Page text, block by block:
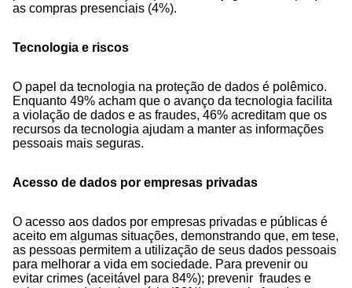
as compras presenciais (4%).
Tecnologia e riscos
O papel da tecnologia na proteção de dados é polêmico.
Enquanto 49% acham que o avanço da tecnologia facilita
a violação de dados e as fraudes, 46% acreditam que os
recursos da tecnologia ajudam a manter as informações
pessoais mais seguras.
Acesso de dados por empresas privadas
O acesso aos dados por empresas privadas e públicas é
aceito em algumas situações, demonstrando que, em tese,
as pessoas permitem a utilização de seus dados pessoais
para melhorar a vida em sociedade. Para prevenir ou
evitar crimes (aceitável para 84%); prevenir fraudes e